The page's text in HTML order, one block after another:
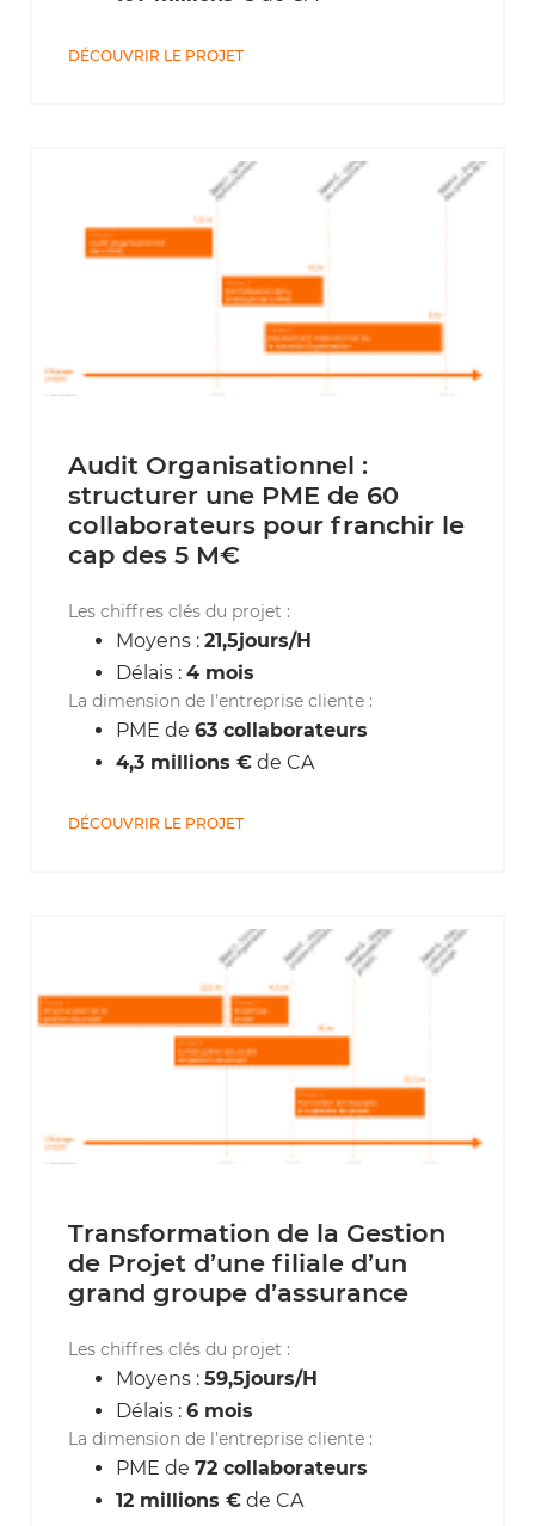
DÉCOUVRIR LE PROJET
Audit Organisationnel :
structurer une PME de 60
collaborateurs pour franchir le
cap des 5 M€
Les chiffres clés du projet :
Moyens : 21,5jours/H
Délais : 4 mois
La dimension de l’entreprise cliente :
PME de 63 collaborateurs
4,3 millions € de CA
DÉCOUVRIR LE PROJET
Transformation de la Gestion
de Projet d’une filiale d’un
grand groupe d’assurance
Les chiffres clés du projet :
Moyens : 59,5jours/H
Délais : 6 mois
La dimension de l’entreprise cliente :
PME de 72 collaborateurs
12 millions € de CA